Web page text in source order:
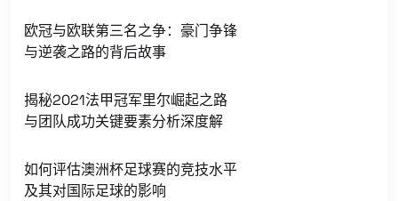
欧冠与欧联第三名之争：豪门争锋
与逆袭之路的背后故事
揭秘2021法甲冠军里尔崛起之路
与团队成功关键要素分析深度解
如何评估澳洲杯足球赛的竞技水平
及其对国际足球的影响